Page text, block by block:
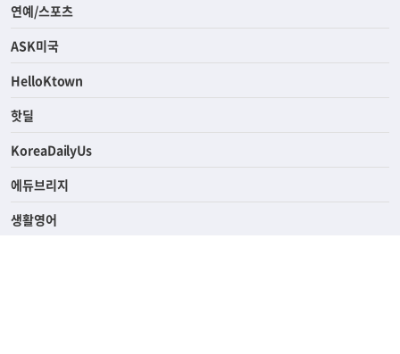
연예/스포츠
ASK미국
HelloKtown
핫딜
KoreaDailyUs
에듀브리지
생활영어